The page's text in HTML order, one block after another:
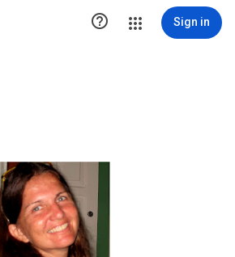
 Sign in